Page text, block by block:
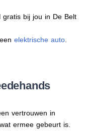
bij jou in De Belt
elektrische auto.
vertrouwen in
ermee gebeurt is.